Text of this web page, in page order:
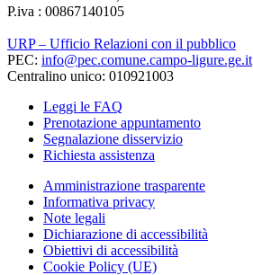
P.iva : 00867140105
URP – Ufficio Relazioni con il pubblico
PEC: info@pec.comune.campo-ligure.ge.it
Centralino unico: 010921003
Leggi le FAQ
Prenotazione appuntamento
Segnalazione disservizio
Richiesta assistenza
Amministrazione trasparente
Informativa privacy
Note legali
Dichiarazione di accessibilità
Obiettivi di accessibilità
Cookie Policy (UE)